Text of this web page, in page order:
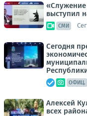
выступил
СМИ
Сегодня
ОФИЦ.
Алексей
всех